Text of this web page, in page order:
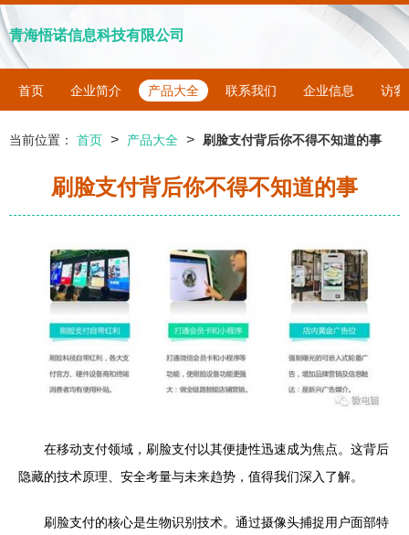
青海悟诺信息科技有限公司
首页 企业简介 产品大全 联系我们 企业信息 访客
当前位置： 首页 > 产品大全 > 刷脸支付背后你不得不知道的事
刷脸支付背后你不得不知道的事
在移动支付领域，刷脸支付以其便捷性迅速成为焦点。这背后
隐藏的技术原理、安全考量与未来趋势，值得我们深入了解。
刷脸支付的核心是生物识别技术。通过摄像头捕捉用户面部特